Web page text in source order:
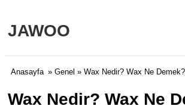
JAWOO
Anasayfa » Genel » Wax Nedir? Wax Ne Demek?
Wax Nedir? Wax Ne